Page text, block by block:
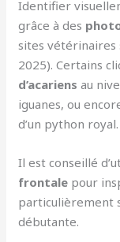
Identifier
grâce à des
sites vétérinaires
2025). Certains
d’acariens au
iguanes, ou
d’un python royal.
Il est conseillé
frontale pour
particulièrement
débutante.